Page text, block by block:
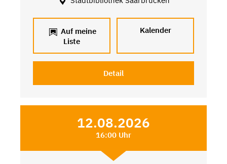
Auf meine
Liste
Kalender
Detail
12.08.2026
16:00 Uhr